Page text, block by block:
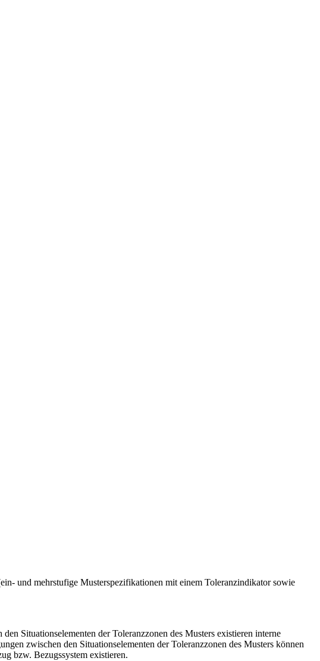
und mehrstufige Musterspezifikationen mit einem Toleranzindikator sowie
Situationselementen der Toleranzzonen des Musters existieren interne
zwischen den Situationselementen der Toleranzzonen des Musters können
bzw. Bezugssystem existieren.